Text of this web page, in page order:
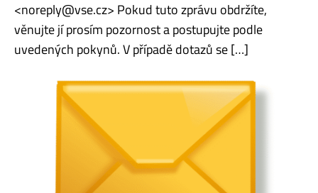
<noreply@vse.cz> Pokud tuto zprávu obdržíte,
věnujte jí prosím pozornost a postupujte podle
uvedených pokynů. V případě dotazů se […]